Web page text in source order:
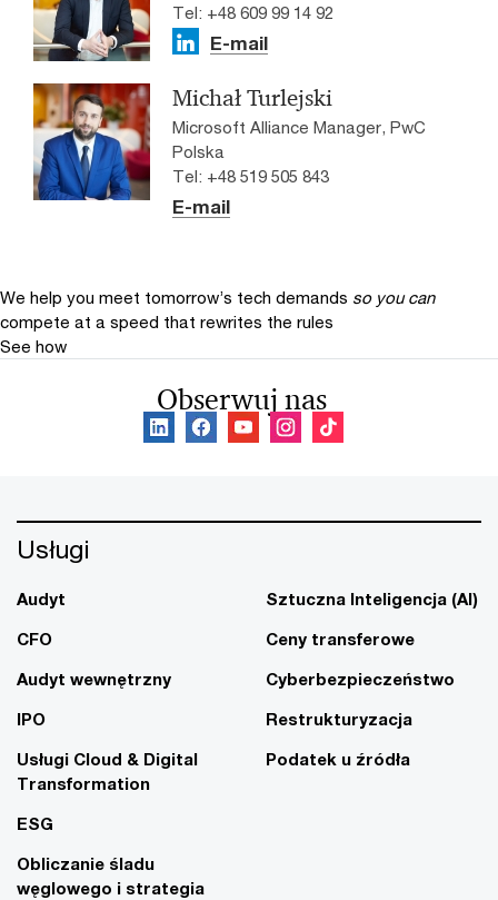
Tel: +48 609 99 14 92
E-mail
Michał Turlejski
Microsoft Alliance Manager, PwC
Polska
Tel: +48 519 505 843
E-mail
We help you meet tomorrow’s tech demands so you can
compete at a speed that rewrites the rules
See how
Obserwuj nas
Usługi
Audyt
CFO
Audyt wewnętrzny
IPO
Usługi Cloud & Digital
Transformation
ESG
Obliczanie śladu
węglowego i strategia
Sztuczna Inteligencja (AI)
Ceny transferowe
Cyberbezpieczeństwo
Restrukturyzacja
Podatek u źródła